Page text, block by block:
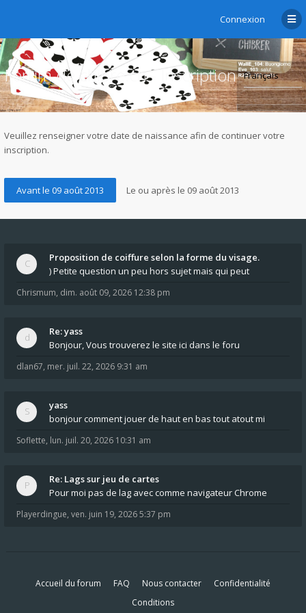
Connexion
Forum de chibre.ch - Inscription
Veuillez renseigner votre date de naissance afin de continuer votre
inscription.
Proposition de coiffure selon la forme du visage.
) Petite question un peu hors sujet mais qui peut
Chrismum, dim. août 09, 2026 12:38 pm
Re: yass
Bonjour, Vous trouverez le site ici dans le foru
dlan67, mer. juil. 22, 2026 9:31 am
yass
bonjour comment jouer de haut en bas tout atout mi
Soflette, lun. juil. 20, 2026 10:31 am
Re: Lags sur jeu de cartes
Pour moi pas de lag avec comme navigateur Chrome
Playerdingue, ven. juin 19, 2026 5:37 pm
Accueil du forum FAQ Nous contacter
Confidentialité
Conditions